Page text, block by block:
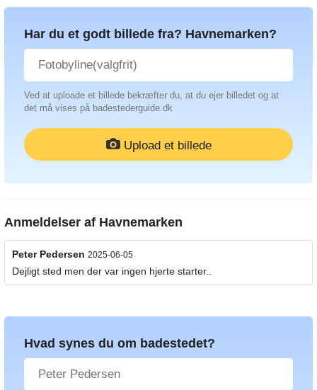
Har du et godt billede fra? Havnemarken?
Ved at uploade et billede bekræfter du, at du ejer billedet og at
det må vises på badestederguide.dk
Upload et billede
Anmeldelser af Havnemarken
Peter Pedersen 2025-06-05
Dejligt sted men der var ingen hjerte starter..
Hvad synes du om badestedet?